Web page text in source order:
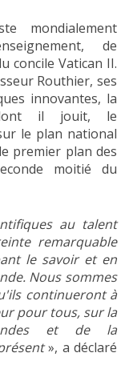
mondialement
de
concile Vatican II.
Routhier, ses
innovantes, la
dont il jouit, le
le plan national
premier plan des
moitié du
au talent
remarquable
le savoir et en
Nous sommes
continueront à
pour tous, sur la
et de la
», a déclaré